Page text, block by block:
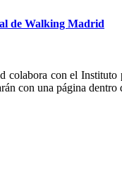
de Walking Madrid
con el Instituto
con una página